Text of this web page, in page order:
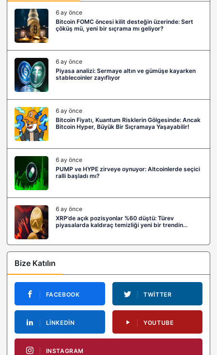
6 ay önce
Bitcoin FOMC öncesi kilit desteğin üzerinde: Sert
çöküş mü, yeni bir sıçrama mı geliyor?
6 ay önce
Piyasa analizi: Sermaye altın ve gümüşe kayarken
stablecoinler zayıflıyor
6 ay önce
Bitcoin Fiyatı, Kuantum Risklerin Gölgesinde: Ancak
Bitcoin Hyper, Büyük Bir Sıçramaya Yaşayabilir!
6 ay önce
PUMP ve HYPE zirveye oynuyor: Altcoinlerde seçici
ralli başladı mı?
6 ay önce
XRP’de açık pozisyonlar %60 düştü: Türev
piyasalarda kaldıraç temizliği yeni bir trendin
Bize Katılın
FACEBOOK TWITTER
LINKEDIN YOUTUBE
INSTAGRAM